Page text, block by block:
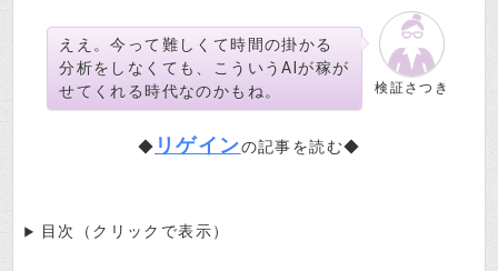
検証さつき
ええ。今って難しくて時間の掛かる
分析をしなくても、こういうAIが稼が
せてくれる時代なのかもね。
◆ リゲインの記事を読む◆
目次（クリックで表示）